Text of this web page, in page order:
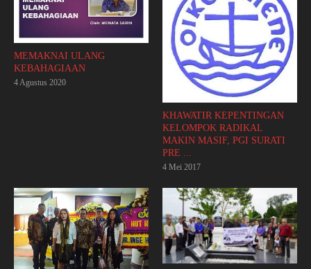
MEMAKNAI ULANG
KEBAHAGIAAN
4 Agustus 2020
KHAWATIR KEPENTINGAN
KELOMPOK RADIKAL
MAKIN MASIF, PGI SURATI
PRE ...
4 Mei 2017